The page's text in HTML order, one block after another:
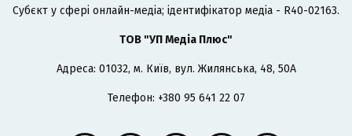
Cубєкт у сфері онлайн-медіа; ідентифікатор медіа - R40-02163.
ТОВ "УП Медіа Плюс"
Адреса: 01032, м. Київ, вул. Жилянська, 48, 50А
Телефон: +380 95 641 22 07